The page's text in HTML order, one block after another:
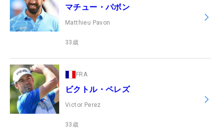
マチュー・パボン
Matthieu Pavon
33 歳
FRA
ビクトル・ペレズ
Victor Perez
33 歳